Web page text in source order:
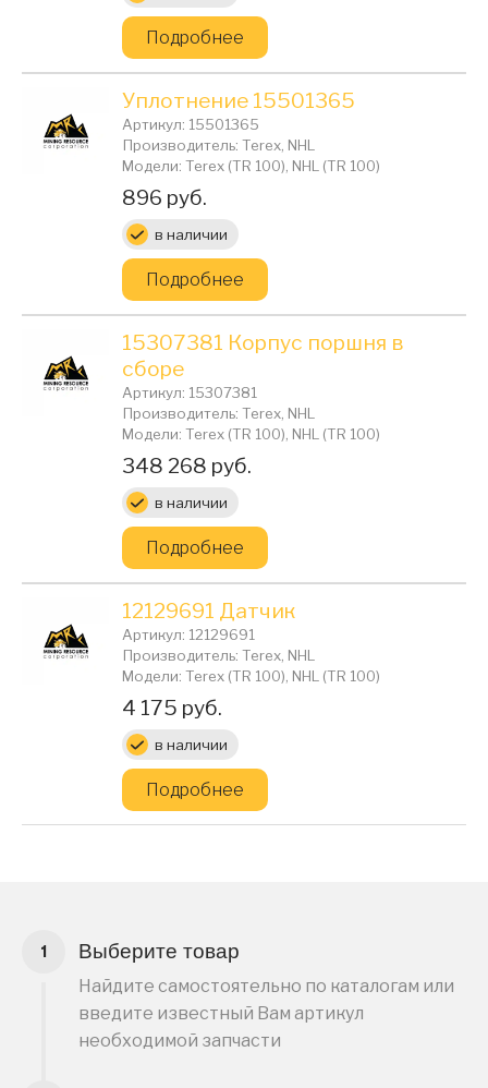
Подробнее
Уплотнение 15501365
Артикул: 15501365
Производитель: Terex, NHL
Модели: Terex (TR 100), NHL (TR 100)
Цена:
896 руб.
в наличии
Подробнее
15307381 Корпус поршня в
сборе
Артикул: 15307381
Производитель: Terex, NHL
Модели: Terex (TR 100), NHL (TR 100)
Цена:
348 268 руб.
в наличии
Подробнее
12129691 Датчик
Артикул: 12129691
Производитель: Terex, NHL
Модели: Terex (TR 100), NHL (TR 100)
Цена:
4 175 руб.
в наличии
Подробнее
Выберите товар
Найдите самостоятельно по каталогам или
введите известный Вам артикул
необходимой запчасти